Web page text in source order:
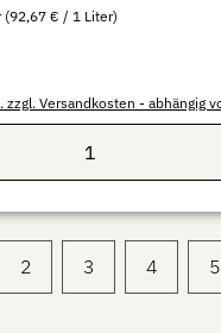
(92,67 € / 1 Liter)
zzgl. Versandkosten - abhängig
Gib den
Seite
2 Seite
3 Seite
4 5